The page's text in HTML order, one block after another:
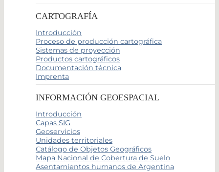
CARTOGRAFÍA
Introducción
Proceso de producción cartográfica
Sistemas de proyección
Productos cartográficos
Documentación técnica
Imprenta
INFORMACIÓN GEOESPACIAL
Introducción
Capas SIG
Geoservicios
Unidades territoriales
Catálogo de Objetos Geográficos
Mapa Nacional de Cobertura de Suelo
Asentamientos humanos de Argentina